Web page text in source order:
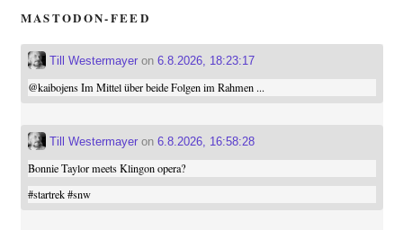
MASTODON-FEED
Till Westermayeron 6.8.2026, 18:23:17
@kaibojensIm Mittel über beide Folgen im Rahmen ...
Till Westermayeron 6.8.2026, 16:58:28
Bonnie Taylor meets Klingon opera?
#startrek #snw